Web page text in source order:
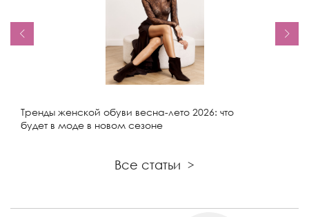
Тренды женской обуви весна-лето 2026: что
будет в моде в новом сезоне
Все статьи >